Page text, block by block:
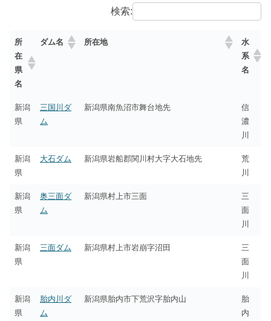
検索:
所
在
県
名
ダム名 所在地
水
系
名
新潟
県
三国川ダ
ム
新潟県南魚沼市舞台地先
信
濃
川
新潟
県
大石ダム 新潟県岩船郡関川村大字大石地先
荒
川
新潟
県
奥三面ダ
ム
新潟県村上市三面
三
面
川
新潟
県
三面ダム 新潟県村上市岩崩字沼田
三
面
川
新潟
県
胎内川ダ
ム
新潟県胎内市下荒沢字胎内山
胎
内